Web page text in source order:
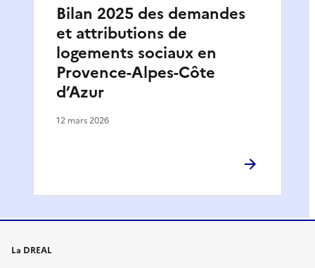
Bilan 2025 des demandes
et attributions de
logements sociaux en
Provence-Alpes-Côte
d’Azur
12 mars 2026
La DREAL